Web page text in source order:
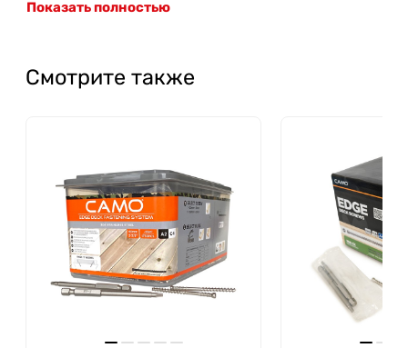
термодерева) Двойная резьба: агрессивная
Уникальный дизайн головки позволяет сделать
Производитель: Нэшнл Нэил, 2964 Клайдон СВ,
Гранд-Рапидс, Мичиган, 49519 США/National Nail,
Grand Rapids 2964 Clydon SW Grand Rapids, MI
49519 USA
Страна производства: Тайвань
Показать полностью
Смотрите также